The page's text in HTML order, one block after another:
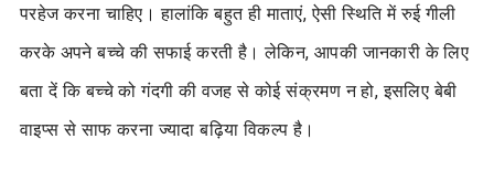
परहेज करना चाहिए। हालांकि बहुत ही माताएं, ऐसी स्थिति में रुई गीली
करके अपने बच्चे की सफाई करती है। लेकिन, आपकी जानकारी के लिए
बता दें कि बच्चे को गंदगी की वजह से कोई संक्रमण न हो, इसलिए बेबी
वाइप्स से साफ करना ज्यादा बढ़िया विकल्प है।